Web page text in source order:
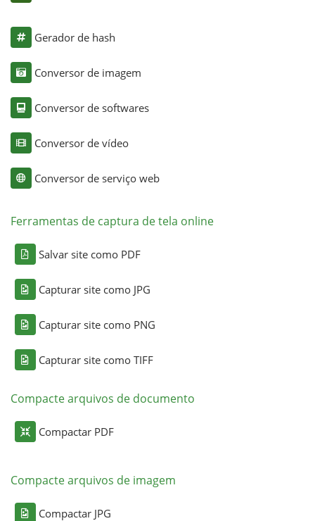
Gerador de hash
Conversor de imagem
Conversor de softwares
Conversor de vídeo
Conversor de serviço web
Ferramentas de captura de tela online
Salvar site como PDF
Capturar site como JPG
Capturar site como PNG
Capturar site como TIFF
Compacte arquivos de documento
Compactar PDF
Compacte arquivos de imagem
Compactar JPG